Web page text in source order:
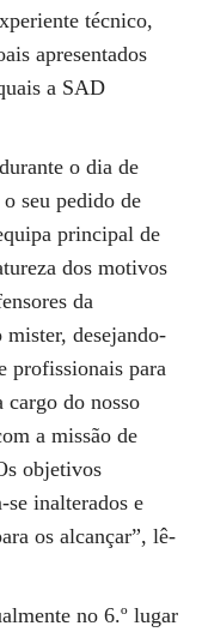
técnico,
apresentados
a SAD
o dia de
seu pedido de
principal de
dos motivos
da
mister, desejando-
profissionais para
do nosso
a missão de
objetivos
se inalterados e
os alcançar”, lê-
no 6.º lugar